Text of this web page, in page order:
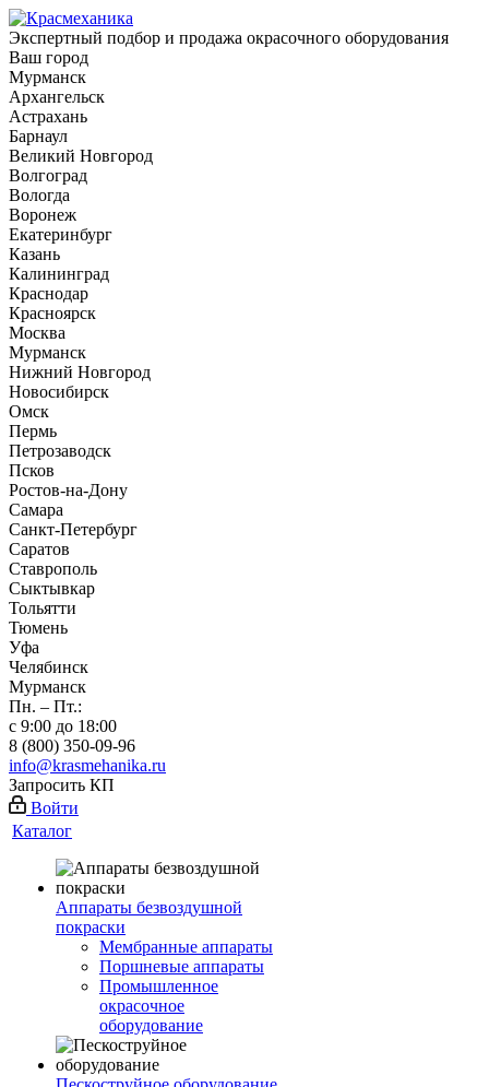
Экспертный подбор и продажа окрасочного оборудования
Ваш город
Мурманск
Архангельск
Астрахань
Барнаул
Великий Новгород
Волгоград
Вологда
Воронеж
Екатеринбург
Казань
Калининград
Краснодар
Красноярск
Москва
Мурманск
Нижний Новгород
Новосибирск
Омск
Пермь
Петрозаводск
Псков
Ростов-на-Дону
Самара
Санкт-Петербург
Саратов
Ставрополь
Сыктывкар
Тольятти
Тюмень
Уфа
Челябинск
Мурманск
Пн. – Пт.:
с 9:00 до 18:00
8 (800) 350-09-96
info@krasmehanika.ru
Запросить КП
Войти
Каталог
Аппараты безвоздушной
покраски
Мембранные аппараты
Поршневые аппараты
Промышленное
окрасочное
оборудование